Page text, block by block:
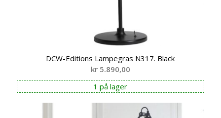
DCW-Editions Lampegras N317. Black
kr5.890,00
1 på lager